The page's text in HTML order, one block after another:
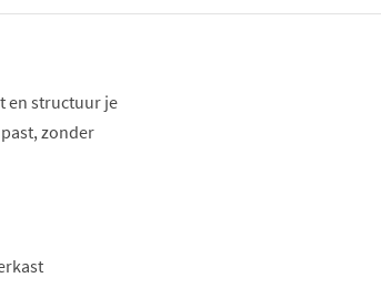
en structuur je
zonder